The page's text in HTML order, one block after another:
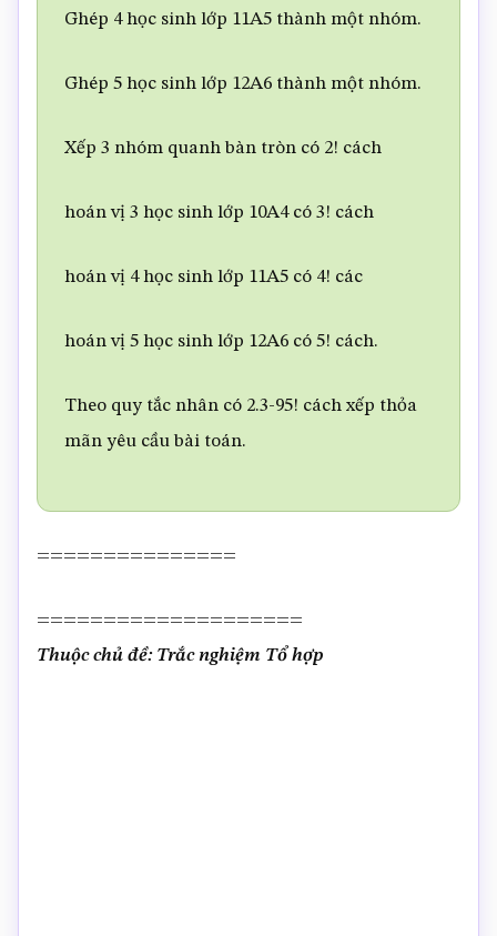
Ghép 4 học sinh lớp 11A5 thành một nhóm.
Ghép 5 học sinh lớp 12A6 thành một nhóm.
Xếp 3 nhóm quanh bàn tròn có 2! cách
hoán vị 3 học sinh lớp 10A4 có 3! cách
hoán vị 4 học sinh lớp 11A5 có 4! các
hoán vị 5 học sinh lớp 12A6 có 5! cách.
Theo quy tắc nhân có 2.3-95! cách xếp thỏa
mãn yêu cầu bài toán.
===============
====================
Thuộc chủ đề: Trắc nghiệm Tổ hợp